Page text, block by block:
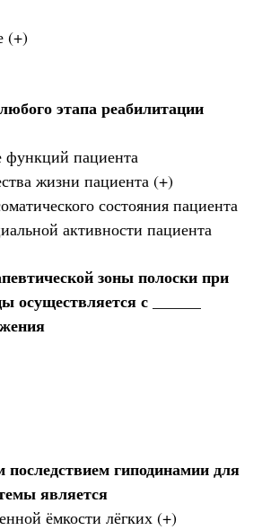
(+)
этапа реабилитации
функций пациента
жизни пациента (+)
состояния пациента
активности пациента
зоны полоски при
с ______
гиподинамии для
является
ёмкости лёгких (+)